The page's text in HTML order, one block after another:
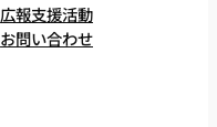
広報支援活動
お問い合わせ